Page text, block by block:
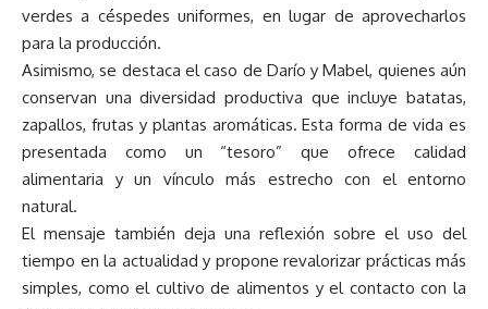
verdes a céspedes uniformes, en lugar de aprovecharlos
para la producción.
Asimismo, se destaca el caso de Darío y Mabel, quienes aún
conservan una diversidad productiva que incluye batatas,
zapallos, frutas y plantas aromáticas. Esta forma de vida es
presentada como un “tesoro” que ofrece calidad
alimentaria y un vínculo más estrecho con el entorno
natural.
El mensaje también deja una reflexión sobre el uso del
tiempo en la actualidad y propone revalorizar prácticas más
simples, como el cultivo de alimentos y el contacto con la